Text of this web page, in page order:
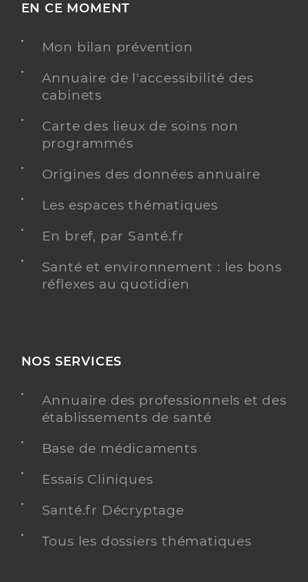
EN CE MOMENT
Mon bilan prévention
Annuaire de l'accessibilité des
cabinets
Carte des lieux de soins non
programmés
Origines des données annuaire
Les espaces thématiques
En bref, par Santé.fr
Santé et environnement : les bons
réflexes au quotidien
NOS SERVICES
Annuaire des professionnels et des
établissements de santé
Base de médicaments
Essais Cliniques
Santé.fr Décryptage
Tous les dossiers thématiques